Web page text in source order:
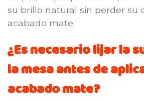
su brillo natural sin perder su
acabado mate.
¿Es necesario lijar la
la mesa antes de
acabado mate?